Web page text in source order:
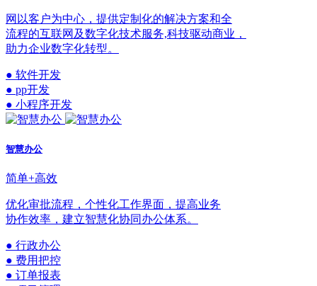
网以客户为中心，提供定制化的解决方案和全
流程的互联网及数字化技术服务,科技驱动商业，
助力企业数字化转型。
● 软件开发
● pp开发
● 小程序开发
智慧办公
简单+高效
优化审批流程，个性化工作界面，提高业务
协作效率，建立智慧化协同办公体系。
● 行政办公
● 费用把控
● 订单报表